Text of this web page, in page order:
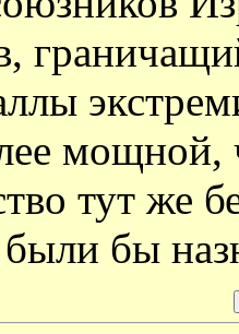
мощной,
тут же
были бы